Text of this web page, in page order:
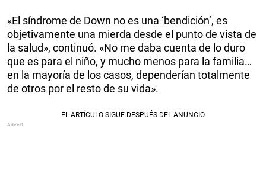
«El síndrome de Down no es una ‘bendición’, es
objetivamente una mierda desde el punto de vista de
la salud», continuó. «No me daba cuenta de lo duro
que es para el niño, y mucho menos para la familia…
en la mayoría de los casos, dependerían totalmente
de otros por el resto de su vida».